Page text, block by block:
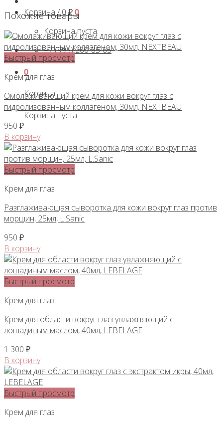
Корзина /0₽0
Корзина пуста.
+7 (995) 260-85-65
0
Корзина
Корзина пуста.
Похожие товары
Быстрый просмотр
Крем для глаз
Омолаживающий крем для кожи вокруг глаз с
гидролизованным коллагеном, 30мл, NEXTBEAU
950 ₽
В корзину
Быстрый просмотр
Крем для глаз
Разглаживающая сыворотка для кожи вокруг глаз против
морщин, 25мл, L.Sanic
950 ₽
В корзину
Быстрый просмотр
Крем для глаз
Крем для области вокруг глаз увлажняющий с
лошадиным маслом, 40мл, LEBELAGE
1 300 ₽
В корзину
Быстрый просмотр
Крем для глаз